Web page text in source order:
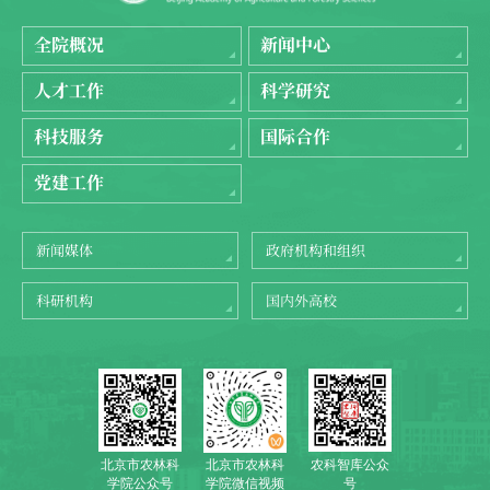
全院概况
新闻中心
人才工作
科学研究
科技服务
国际合作
党建工作
新闻媒体 政府机构和组织
科研机构 国内外高校
北京市农林科
学院公众号
北京市农林科
学院微信视频
农科智库公众
号